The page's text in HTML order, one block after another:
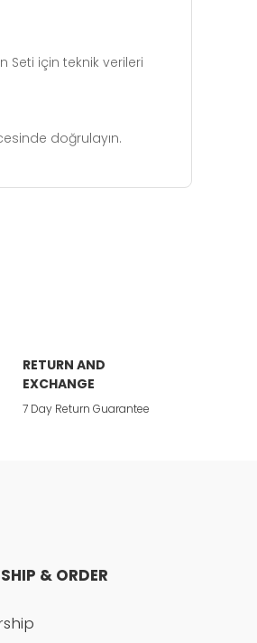
Seti için teknik verileri
doğrulayın.
RETURN AND
EXCHANGE
7 Day Return Guarantee
& ORDER